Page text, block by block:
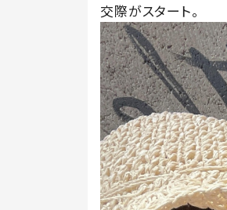
交際がスタート。